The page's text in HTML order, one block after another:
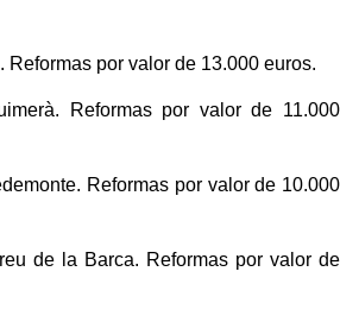
Reformas por valor de 13.000 euros.
Reformas por valor de 11.000
Reformas por valor de 10.000
de la Barca. Reformas por valor de